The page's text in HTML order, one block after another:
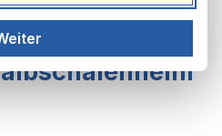
Handschuhe